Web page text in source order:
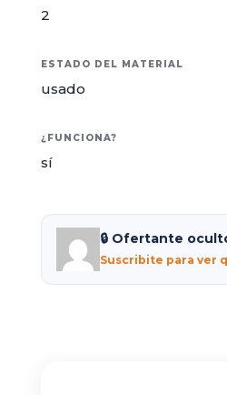
2
ESTADO DEL MATERIAL
usado
¿FUNCIONA?
sí
🔒 Ofertante
Suscribite para ver